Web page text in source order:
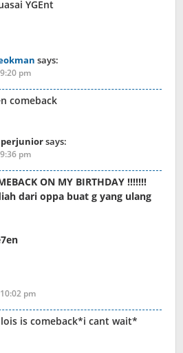
YGEnt
says:
pm
comeback
says:
pm
ON MY BIRTHDAY !!!!!!!
dari oppa buat g yang ulang
pm
is comeback*i cant wait*